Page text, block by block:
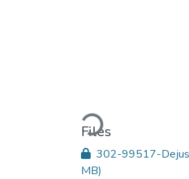
Loading...
Files
302-99517-
MB)